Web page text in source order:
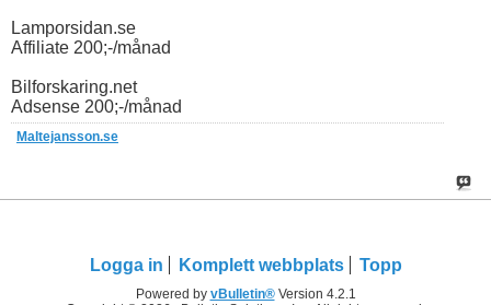
Lamporsidan.se
Affiliate 200;-/månad
Bilforskaring.net
Adsense 200;-/månad
Maltejansson.se
Logga in Komplett webbplats Topp
Powered by vBulletin®Version 4.2.1